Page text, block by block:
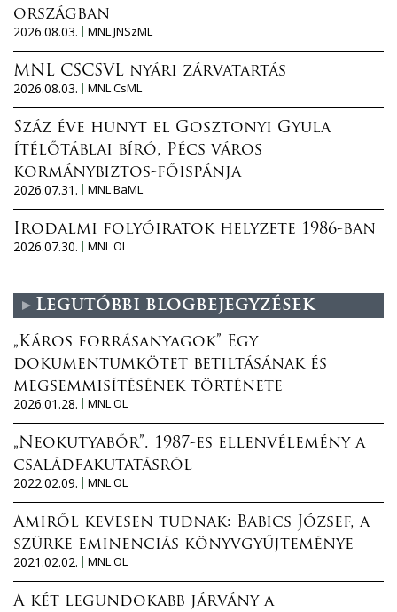
országban
2026.08.03.
MNL JNSzML
MNL CSCSVL nyári zárvatartás
2026.08.03.
MNL CsML
Száz éve hunyt el Gosztonyi Gyula
ítélőtáblai bíró, Pécs város
kormánybiztos-főispánja
2026.07.31.
MNL BaML
Irodalmi folyóiratok helyzete 1986-ban
2026.07.30.
MNL OL
Legutóbbi blogbejegyzések
„Káros forrásanyagok” Egy
dokumentumkötet betiltásának és
megsemmisítésének története
2026.01.28.
MNL OL
„Neokutyabőr”. 1987-es ellenvélemény a
családfakutatásról
2022.02.09.
MNL OL
Amiről kevesen tudnak: Babics József, a
szürke eminenciás könyvgyűjteménye
2021.02.02.
MNL OL
A két legundokabb járvány a